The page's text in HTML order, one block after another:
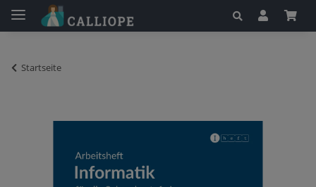
Startseite